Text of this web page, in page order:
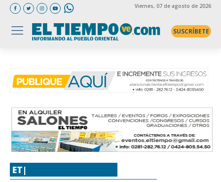
Viernes, 07 de agosto de 2026
SUSCRÍBETE
ET|